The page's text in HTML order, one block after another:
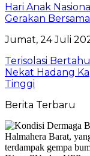
Hari Anak
Gerakan
Jumat, 24 Juli
Terisolasi
Nekat Hadang
Tinggi
Berita Terbaru